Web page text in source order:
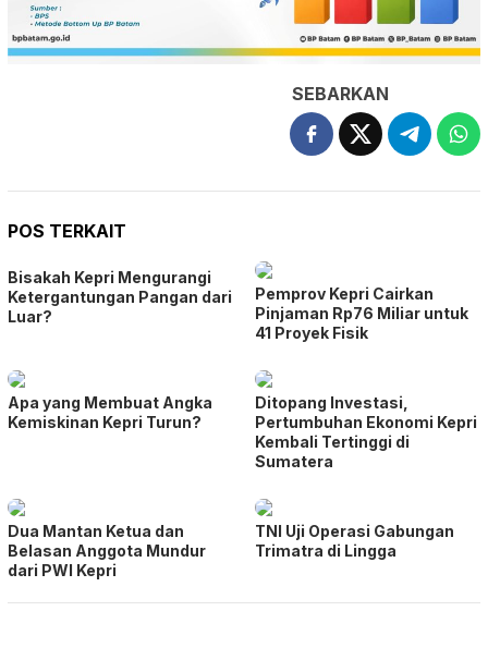
SEBARKAN
POS TERKAIT
Bisakah Kepri Mengurangi
Ketergantungan Pangan dari
Luar?
Pemprov Kepri Cairkan
Pinjaman Rp76 Miliar untuk
41 Proyek Fisik
Apa yang Membuat Angka
Kemiskinan Kepri Turun?
Ditopang Investasi,
Pertumbuhan Ekonomi Kepri
Kembali Tertinggi di
Sumatera
Dua Mantan Ketua dan
Belasan Anggota Mundur
dari PWI Kepri
TNI Uji Operasi Gabungan
Trimatra di Lingga